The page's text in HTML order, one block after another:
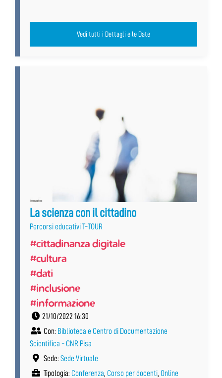
Vedi tutti i Dettagli e le Date
La scienza con il cittadino
Percorsi educativi T-TOUR
#cittadinanza digitale
#cultura
#dati
#inclusione
#informazione
21/10/2022 16:30
Con: Biblioteca e Centro di Documentazione
Scientifica - CNR Pisa
Sede: Sede Virtuale
Tipologia: Conferenza, Corso per docenti, Online